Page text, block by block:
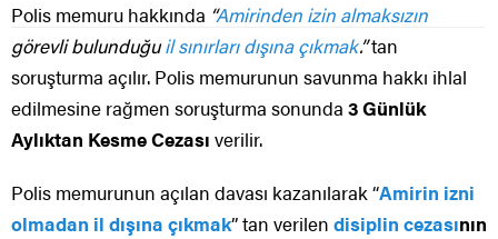
Polis memuru hakkında “Amirinden izin almaksızın
görevli bulunduğuil sınırları dışına çıkmak.”tan
soruşturma açılır. Polis memurunun savunma hakkı ihlal
edilmesine rağmen soruşturma sonunda 3 Günlük
Aylıktan Kesme Cezası verilir.
Polis memurunun açılan davası kazanılarak “Amirin izni
olmadan il dışına çıkmak” tan verilen disiplin cezasının